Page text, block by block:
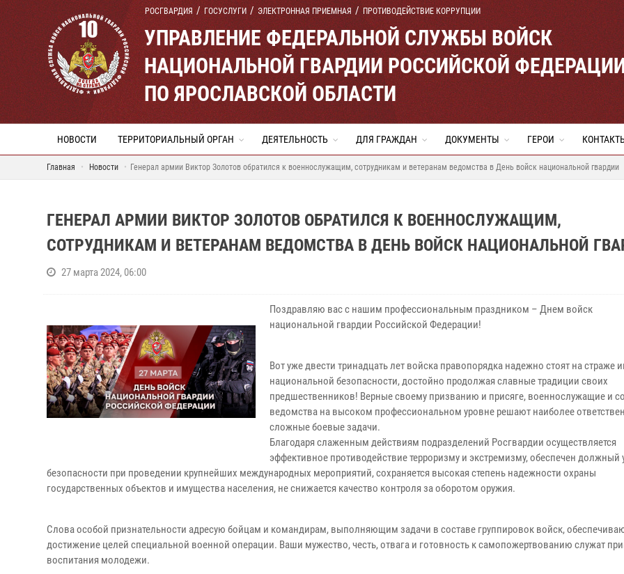
РОСГВАРДИЯ ГОСУСЛУГИ ЭЛЕКТРОННАЯ ПРИЕМНАЯ ПРОТИВОДЕЙСТВИЕ КОРРУПЦИИ
УПРАВЛЕНИЕ ФЕДЕРАЛЬНОЙ СЛУЖБЫ ВОЙСК
НАЦИОНАЛЬНОЙ ГВАРДИИ РОССИЙСКОЙ
ПО ЯРОСЛАВСКОЙ ОБЛАСТИ
НОВОСТИ ТЕРРИТОРИАЛЬНЫЙ ОРГАН ДЕЯТЕЛЬНОСТЬ ДЛЯ ГРАЖДАН ДОКУМЕНТЫ ГЕРОИ
Главная Новости Генерал армии Виктор Золотов обратился к военнослужащим, сотрудникам и ветеранам ведомства в День войск национальной гвардии
ГЕНЕРАЛ АРМИИ ВИКТОР ЗОЛОТОВ ОБРАТИЛСЯ К ВОЕННОСЛУЖАЩИМ,
СОТРУДНИКАМ И ВЕТЕРАНАМ ВЕДОМСТВА В ДЕНЬ ВОЙСК НАЦИОНАЛЬНОЙ
27 марта 2024, 06:00
Поздравляю вас с нашим профессиональным праздником – Днем войск
национальной гвардии Российской Федерации!
Вот уже двести тринадцать лет войска правопорядка надежно стоят на страже
национальной безопасности, достойно продолжая славные традиции своих
предшественников! Верные своему призванию и присяге, военнослужащие и
ведомства на высоком профессиональном уровне решают наиболее
сложные боевые задачи.
Благодаря слаженным действиям подразделений Росгвардии осуществляется
эффективное противодействие терроризму и экстремизму, обеспечен должный
безопасности при проведении крупнейших международных мероприятий, сохраняется высокая степень надежности охраны
государственных объектов и имущества населения, не снижается качество контроля за оборотом оружия.
Слова особой признательности адресую бойцам и командирам, выполняющим задачи в составе группировок войск,
достижение целей специальной военной операции. Ваши мужество, честь, отвага и готовность к самопожертвованию служат
воспитания молодежи.